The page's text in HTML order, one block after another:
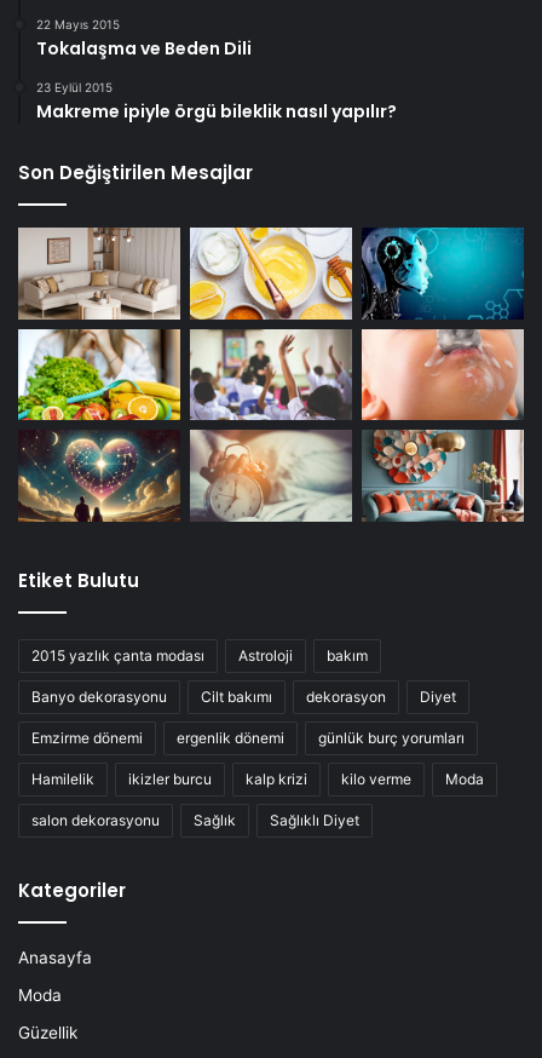
22 Mayıs 2015
Tokalaşma ve Beden Dili
23 Eylül 2015
Makreme ipiyle örgü bileklik nasıl yapılır?
Son Değiştirilen Mesajlar
Etiket Bulutu
2015 yazlık çanta modası Astroloji bakım
Banyo dekorasyonu Cilt bakımı dekorasyon Diyet
Emzirme dönemi ergenlik dönemi günlük burç yorumları
Hamilelik ikizler burcu kalp krizi kilo verme Moda
salon dekorasyonu Sağlık Sağlıklı Diyet
Kategoriler
Anasayfa
Moda
Güzellik